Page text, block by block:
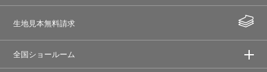
生地見本無料請求
全国ショールーム